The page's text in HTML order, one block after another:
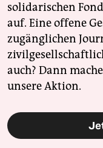
solidarischen
auf. Eine offene
zugänglichen
auch? Dann
unsere Aktion.